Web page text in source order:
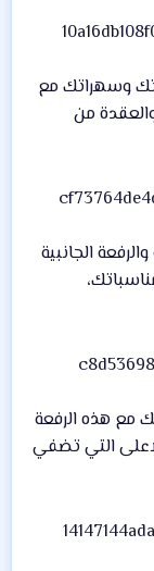
وسهراتك مع
من
الجانبية
مع هذه الرفعة
التي تضفي